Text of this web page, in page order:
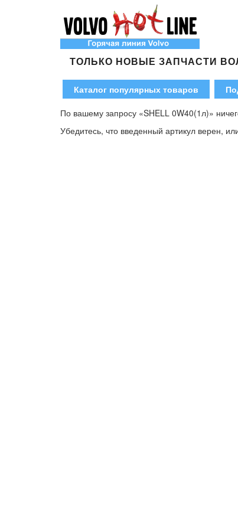
ТОЛЬКО НОВЫЕ ЗАПЧАСТИ
Каталог популярных товаров
По вашему запросу «SHELL 0W40(1л)»
Убедитесь, что введенный артикул верен,